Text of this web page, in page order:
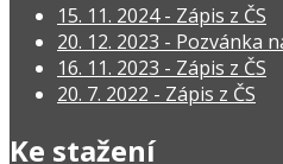
15. 11. 2024 - Zápis z ČS
20. 12. 2023 - Pozvánka
16. 11. 2023 - Zápis z ČS
20. 7. 2022 - Zápis z ČS
Ke stažení